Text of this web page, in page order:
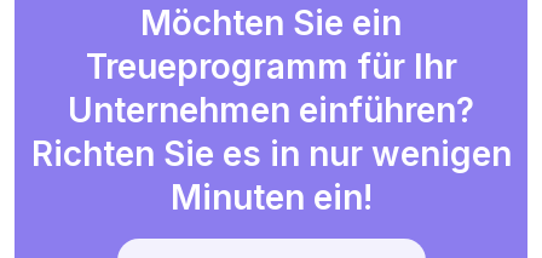
Möchten Sie ein
Treueprogramm für Ihr
Unternehmen einführen?
Richten Sie es in nur wenigen
Minuten ein!